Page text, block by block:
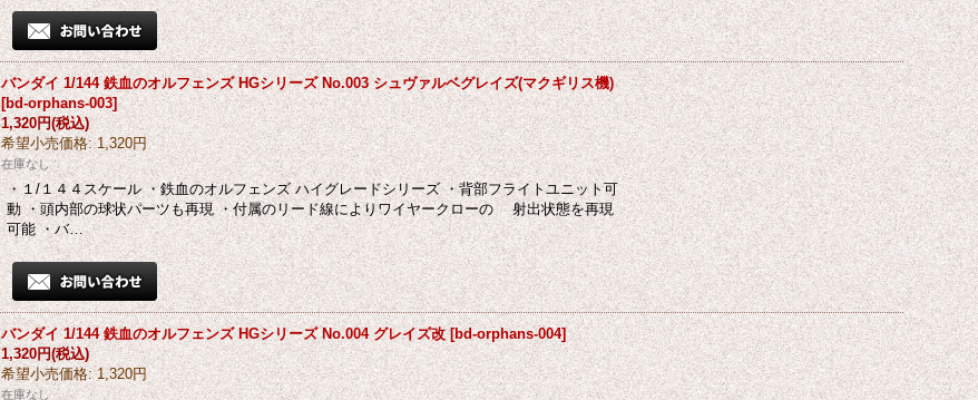
バンダイ 1/144 鉄血のオルフェンズ HGシリーズ No.003 シュヴァルベグレイズ(マクギリス機)
[bd-orphans-003]
1,320円(税込)
希望小売価格: 1,320円
在庫なし
・１/１４４スケール ・鉄血のオルフェンズ ハイグレードシリーズ ・背部フライトユニット可
動 ・頭内部の球状パーツも再現 ・付属のリード線によりワイヤークローの 射出状態を再現
可能 ・バ…
バンダイ 1/144 鉄血のオルフェンズ HGシリーズ No.004 グレイズ改 [bd-orphans-004]
1,320円(税込)
希望小売価格: 1,320円
在庫なし